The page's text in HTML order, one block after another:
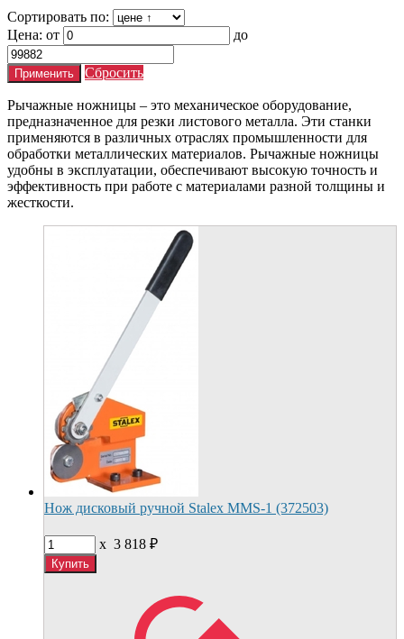
Сортировать по:
Цена: от до
Сбросить
Рычажные ножницы – это механическое оборудование,
предназначенное для резки листового металла. Эти станки
применяются в различных отраслях промышленности для
обработки металлических материалов. Рычажные ножницы
удобны в эксплуатации, обеспечивают высокую точность и
эффективность при работе с материалами разной толщины и
жесткости.
Нож дисковый ручной Stalex MMS-1 (372503)
x 3 818 ₽